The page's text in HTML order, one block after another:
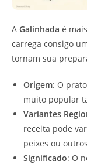
A Galinhada é
carrega consigo
tornam sua
Origem: O
muito popular
Variantes
receita pode
peixes ou
Significado: O